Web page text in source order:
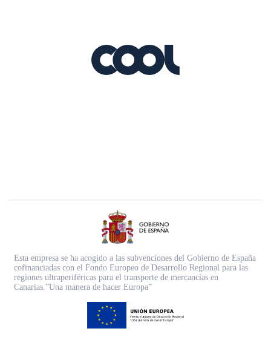
Esta empresa se ha acogido a las subvenciones del Gobierno de España
cofinanciadas con el Fondo Europeo de Desarrollo Regional para las
regiones ultraperiféricas para el transporte de mercancías en
Canarias.”Una manera de hacer Europa”